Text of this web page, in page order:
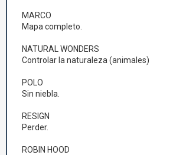
MARCO
Mapa completo.
NATURAL WONDERS
Controlar la naturaleza (animales)
POLO
Sin niebla.
RESIGN
Perder.
ROBIN HOOD